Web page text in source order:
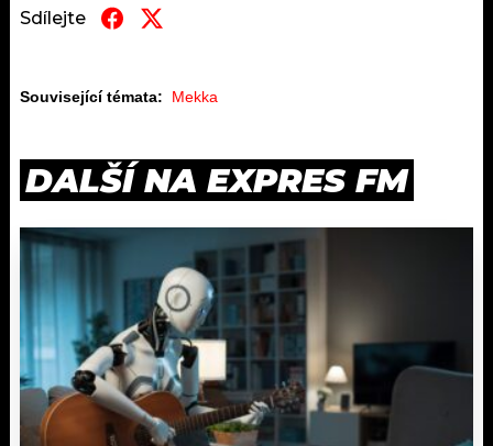
Sdílejte
Související témata: Mekka
DALŠÍ NA EXPRES FM